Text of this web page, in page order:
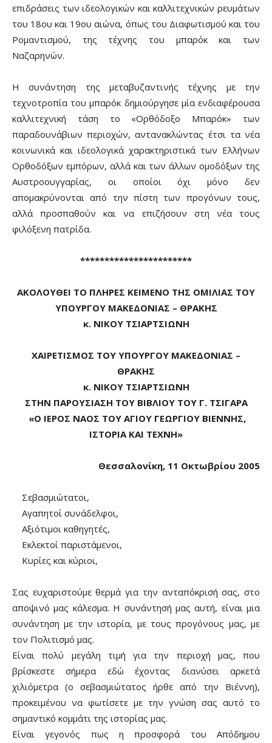
επιδράσεις των ιδεολογικών και καλλιτεχνικών ρευμάτων
του 18ου και 19ου αιώνα, όπως του Διαφωτισμού και του
Ρομαντισμού, της τέχνης του μπαρόκ και των
Ναζαρηνών.
Η συνάντηση της μεταβυζαντινής τέχνης με την
τεχνοτροπία του μπαρόκ δημιούργησε μία ενδιαφέρουσα
καλλιτεχνική τάση το «Ορθόδοξο Μπαρόκ» των
παραδουνάβιων περιοχών, αντανακλώντας έτσι τα νέα
κοινωνικά και ιδεολογικά χαρακτηριστικά των Ελλήνων
Ορθοδόξων εμπόρων, αλλά και των άλλων ομοδόξων της
Αυστροουγγαρίας, οι οποίοι όχι μόνο δεν
απομακρύνονται από την πίστη των προγόνων τους,
αλλά προσπαθούν και να επιζήσουν στη νέα τους
φιλόξενη πατρίδα.
***********************
ΑΚΟΛΟΥΘΕΙ ΤΟ ΠΛΗΡΕΣ ΚΕΙΜΕΝΟ ΤΗΣ ΟΜΙΛΙΑΣ ΤΟΥ
ΥΠΟΥΡΓΟΥ ΜΑΚΕΔΟΝΙΑΣ – ΘΡΑΚΗΣ
κ. ΝΙΚΟΥ ΤΣΙΑΡΤΣΙΩΝΗ
ΧΑΙΡΕΤΙΣΜΟΣ ΤΟΥ ΥΠΟΥΡΓΟΥ ΜΑΚΕΔΟΝΙΑΣ –
ΘΡΑΚΗΣ
κ. ΝΙΚΟΥ ΤΣΙΑΡΤΣΙΩΝΗ
ΣΤΗΝ ΠΑΡΟΥΣΙΑΣΗ ΤΟΥ ΒΙΒΛΙΟΥ ΤΟΥ Γ. ΤΣΙΓΑΡΑ
«Ο ΙΕΡΟΣ ΝΑΟΣ ΤΟΥ ΑΓΙΟΥ ΓΕΩΡΓΙΟΥ ΒΙΕΝΝΗΣ,
ΙΣΤΟΡΙΑ ΚΑΙ ΤΕΧΝΗ»
Θεσσαλονίκη, 11 Οκτωβρίου 2005
Σεβασμιώτατοι,
Αγαπητοί συνάδελφοι,
Αξιότιμοι καθηγητές,
Εκλεκτοί παριστάμενοι,
Κυρίες και κύριοι,
Σας ευχαριστούμε θερμά για την ανταπόκρισή σας, στο
αποψινό μας κάλεσμα. Η συνάντησή μας αυτή, είναι μια
συνάντηση με την ιστορία, με τους προγόνους μας, με
τον Πολιτισμό μας.
Είναι πολύ μεγάλη τιμή για την περιοχή μας, που
βρίσκεστε σήμερα εδώ έχοντας διανύσει αρκετά
χιλιόμετρα (ο σεβασμιώτατος ήρθε από την Βιέννη),
προκειμένου να φωτίσετε με την γνώση σας αυτό το
σημαντικό κομμάτι της ιστορίας μας.
Είναι γεγονός πως η προσφορά του Απόδημου